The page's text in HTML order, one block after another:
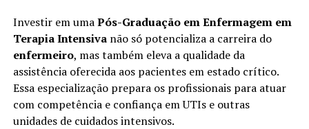
Investir em umaPós-Graduação em Enfermagem em
Terapia Intensivanão só potencializa a carreira do
enfermeiro, mas também eleva a qualidade da
assistência oferecida aos pacientes em estado crítico.
Essa especialização prepara os profissionais para atuar
com competência e confiança em UTIs e outras
unidades de cuidados intensivos.